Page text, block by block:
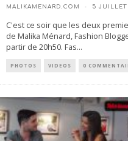
MALIKAMENARD.COM 5 JUILLET
C'est ce soir que les deux
de Malika Ménard, Fashion
partir de 20h50. Fas...
PHOTOS VIDEOS 0